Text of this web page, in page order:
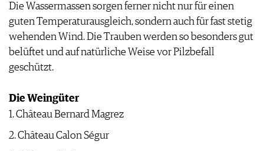
Die Wassermassen sorgen ferner nicht nur für einen
guten Temperaturausgleich, sondern auch für fast stetig
wehenden Wind. Die Trauben werden so besonders gut
belüftet und auf natürliche Weise vor Pilzbefall
geschützt.
Die Weingüter
1. Château Bernard Magrez
2. Château Calon Ségur